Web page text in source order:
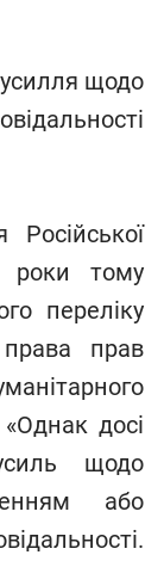
щодо
роки тому
переліку
прав
досі
щодо
або